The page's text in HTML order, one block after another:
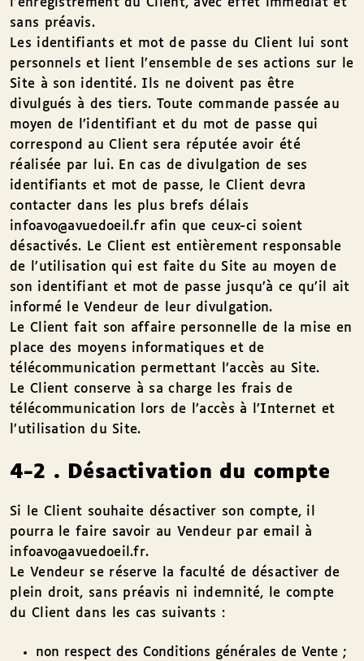
l’enregistrement du Client, avec effet immédiat et
sans préavis.
Les identifiants et mot de passe du Client lui sont
personnels et lient l’ensemble de ses actions sur le
Site à son identité. Ils ne doivent pas être
divulgués à des tiers. Toute commande passée au
moyen de l’identifiant et du mot de passe qui
correspond au Client sera réputée avoir été
réalisée par lui. En cas de divulgation de ses
identifiants et mot de passe, le Client devra
contacter dans les plus brefs délais
infoavo@avuedoeil.fr afin que ceux-ci soient
désactivés. Le Client est entièrement responsable
de l’utilisation qui est faite du Site au moyen de
son identifiant et mot de passe jusqu’à ce qu’il ait
informé le Vendeur de leur divulgation.
Le Client fait son affaire personnelle de la mise en
place des moyens informatiques et de
télécommunication permettant l’accès au Site.
Le Client conserve à sa charge les frais de
télécommunication lors de l’accès à l’Internet et
l’utilisation du Site.
4-2 . Désactivation du compte
Si le Client souhaite désactiver son compte, il
pourra le faire savoir au Vendeur par email à
infoavo@avuedoeil.fr.
Le Vendeur se réserve la faculté de désactiver de
plein droit, sans préavis ni indemnité, le compte
du Client dans les cas suivants :
non respect des Conditions générales de Vente ;